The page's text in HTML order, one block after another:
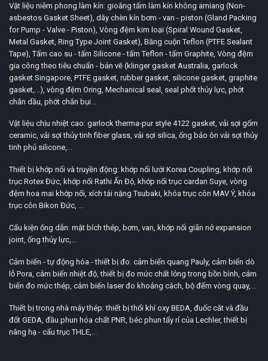
Vật liệu niêm phong làm kín: gioăng tấm làm kín không amiang (Non-
asbestos Gasket Sheet), dây chèn kín bơm - van - piston (Gland Packing
for Pump - Valve - Piston), Vòng đệm kim loại (Spiral Wound Gasket,
Metal Gasket, Ring Type Joint Gasket), Băng cuộn Teflon (PTFE Sealant
Tape), Tấm cao su - tấm Silicone - tấm Teflon - tấm Graphite, Vòng đệm
gia công theo tiêu chuẩn - bản vẽ (klinger gasket Australia, garlock
gasket Singapore, PTFE gasket, rubber gasket, silicone gasket, graphite
gasket,...), vòng đệm Oring, Mechanical seal, seal phốt thủy lực, phớt
chắn dầu, phớt chắn bụi...
Vật liệu chịu nhiệt cao: garlock therma-pur style 4122 gasket, vải sợi gốm
ceramic, vải sợi thủy tinh fiber glass, vải sợi silica, ống bảo ôn vải sợi thủy
tinh phủ silicone,...
Thiết bị khớp nối và truyền động: khớp nối lưới Korea Coupling, khớp nối
trục Rotex Đức, khớp nối Rathi Ấn Độ, khớp nối trục cardan Suye, vòng
đệm hoa mai khớp nối, xích tải nặng Tsubaki, khóa trục côn MAV Ý, khóa
trục côn Bikon Đức, ...
Cấu kiện ống dẫn: mặt bích thép, bơm, van, khớp nối giãn nở expansion
joint, ống thủy lực,...
Cảm biến - tự động hóa - thiết bị đo: cảm biến quang Pauly, cảm biến dò
lỗ Pora, cảm biến nhiệt độ, thiết bị đo mức chất lỏng trong bồn bình, cảm
biến đo mức thép, cảm biến laser đo khoảng cách, bộ đếm vòng quay,...
Thiết bị trong nhà máy thép: thiết bị thổi khí oxy BEDA, đuốc cắt và đầu
đốt GEDA, đầu phun hóa chất PNR, béc phun tẩy rỉ của Lechler, thiết bị
nâng hạ - cẩu trục THLE,...